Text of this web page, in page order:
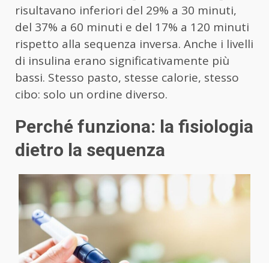
risultavano inferiori del 29% a 30 minuti,
del 37% a 60 minuti e del 17% a 120 minuti
rispetto alla sequenza inversa. Anche i livelli
di insulina erano significativamente più
bassi. Stesso pasto, stesse calorie, stesso
cibo: solo un ordine diverso.
Perché funziona: la fisiologia
dietro la sequenza